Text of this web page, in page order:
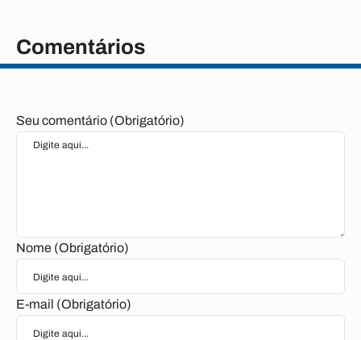
Comentários
Seu comentário (Obrigatório)
Nome (Obrigatório)
E-mail (Obrigatório)